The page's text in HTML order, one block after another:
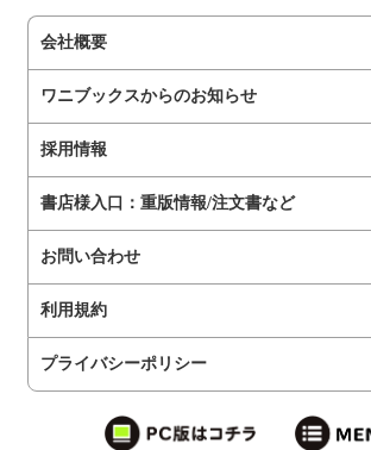
会社概要
ワニブックスからのお知らせ
採用情報
書店様入口：重版情報/注文書など
お問い合わせ
利用規約
プライバシーポリシー